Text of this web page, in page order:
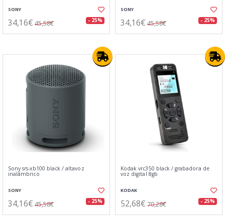
SONY
34,16€ 45,58€ - 25%
SONY
34,16€ 45,58€ - 25%
Sony srs-xb100 black / altavoz
inalámbrico
SONY
34,16€ 45,58€ - 25%
Kodak vrc350 black / grabadora de
voz digital 8gb
KODAK
52,68€ 70,28€ - 25%